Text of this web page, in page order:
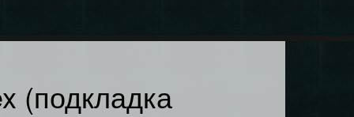
(подкладка